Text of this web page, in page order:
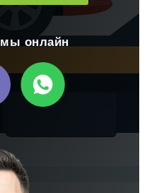
мы онлайн